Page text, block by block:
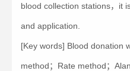
blood collection stations，it
and application.
[Key words] Blood donation
method；Rate method；